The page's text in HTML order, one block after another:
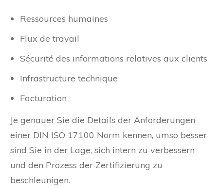
Ressources humaines
Flux de travail
Sécurité des informations relatives aux clients
Infrastructure technique
Facturation
Je genauer Sie die Details der Anforderungen
einer DIN ISO 17100 Norm kennen, umso besser
sind Sie in der Lage, sich intern zu verbessern
und den Prozess der Zertifizierung zu
beschleunigen.